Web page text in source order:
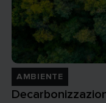
AMBIENTE